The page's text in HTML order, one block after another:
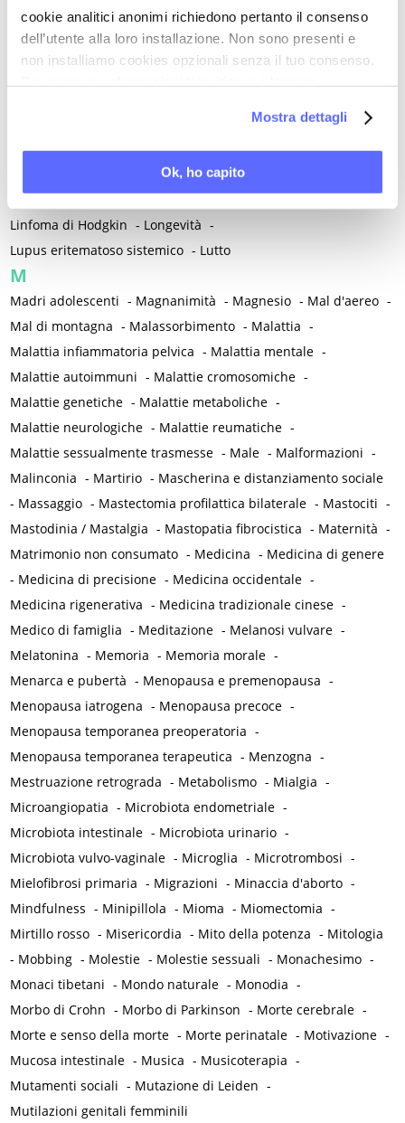
cookie analitici anonimi richiedono pertanto il consenso
dell’utente alla loro installazione. Non sono presenti e
non installiamo cookies opzionali senza il tuo consenso.
Mostra dettagli
Ok, ho capito
Klebsiella Pneumoniae
Lacerazioni perineali da parto
Legislazione -Legittima difesa -
Lesione precancerosa -Letteratura -Leucemia mieloide -
-Lichen planus
Linfoma di Hodgkin - Longevità -
Lupus eritematoso sistemico - Lutto
M
Madri adolescenti - Magnanimità - Magnesio - Mal d'aereo -
Mal di montagna - Malassorbimento - Malattia -
Malattia infiammatoria pelvica - Malattia mentale -
Malattie autoimmuni - Malattie cromosomiche -
Malattie genetiche - Malattie metaboliche -
Malattie neurologiche - Malattie reumatiche -
Malattie sessualmente trasmesse - Male - Malformazioni -
Malinconia - Martirio - Mascherina e distanziamento sociale
- Massaggio - Mastectomia profilattica bilaterale - Mastociti -
Mastodinia / Mastalgia - Mastopatia fibrocistica - Maternità -
Matrimonio non consumato - Medicina - Medicina di genere
- Medicina di precisione - Medicina occidentale -
Medicina rigenerativa - Medicina tradizionale cinese -
Medico di famiglia - Meditazione - Melanosi vulvare -
Melatonina - Memoria - Memoria morale -
Menarca e pubertà - Menopausa e premenopausa -
Menopausa iatrogena - Menopausa precoce -
Menopausa temporanea preoperatoria -
Menopausa temporanea terapeutica - Menzogna -
Mestruazione retrograda - Metabolismo - Mialgia -
Microangiopatia - Microbiota endometriale -
Microbiota intestinale - Microbiota urinario -
Microbiota vulvo-vaginale - Microglia - Microtrombosi -
Mielofibrosi primaria - Migrazioni - Minaccia d'aborto -
Mindfulness - Minipillola - Mioma - Miomectomia -
Mirtillo rosso - Misericordia - Mito della potenza - Mitologia
- Mobbing - Molestie - Molestie sessuali - Monachesimo -
Monaci tibetani - Mondo naturale - Monodia -
Morbo di Crohn - Morbo di Parkinson - Morte cerebrale -
Morte e senso della morte - Morte perinatale - Motivazione -
Mucosa intestinale - Musica - Musicoterapia -
Mutamenti sociali - Mutazione di Leiden -
Mutilazioni genitali femminili